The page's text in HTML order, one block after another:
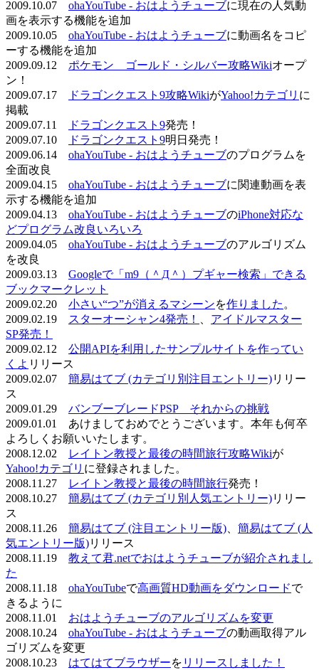
2009.10.07 ohaYouTube - おはようチューブに現在の人気動
画を表示する機能を追加
2009.10.05 ohaYouTube - おはようチューブに動画名をコピ
ーする機能を追加
2009.09.12 ポケモン ゴールド・シルバー攻略Wikiオープ
ン！
2009.07.17
ドラゴンクエスト9攻略WikiがYahoo!カテゴリ に
掲載
2009.07.11
ドラゴンクエスト9発売！
2009.07.10
ドラゴンクエスト9明日発売！
2009.06.14 ohaYouTube - おはようチューブのプログラムを
全面改良
2009.04.15 ohaYouTube - おはようチューブに関連動画を表
示する機能を追加
2009.04.13 ohaYouTube - おはようチューブのiPhone対応な
どプログラム改良いろいろ
2009.04.05 ohaYouTube - おはようチューブのアルゴリズム
を改良
2009.03.13 Googleで「m9（＾Д＾）プギャー検索」できる
ブックマークレット
2009.02.20 小さい“つ”が消えるマシーンを作りました 。
2009.02.19
スターオーシャン4発売！
アイドルマスター
SP発売！
2009.02.12 公開APIを利用したサンプルサイトを作ってい
くよ リリース
2009.02.07 簡易はてブ (カテゴリ別注目エントリー)リリー
ス
2009.01.29 バンブーブレードPSP それからの挑戦
2009.01.01 あけましておめでとうございます。本年も何卒
よろしくお願いいたします。
2008.12.02
レイトン教授と最後の時間旅行攻略Wikiが
Yahoo!カテゴリ に登録されました。
2008.11.27
レイトン教授と最後の時間旅行発売！
2008.10.27 簡易はてブ (カテゴリ別人気エントリー)リリー
ス
2008.11.26 簡易はてブ (注目エントリー版)
簡易はてブ (人
気エントリー版)リリース
2008.11.19 教えて君.netでおはようチューブが紹介されまし
た
2008.11.18 ohaYouTubeで高画質HD動画をダウンロードで
きるように
2008.11.01 おはようチューブのアルゴリズムを変更
2008.10.24 ohaYouTube - おはようチューブの動画取得アル
ゴリズムを変更
2008.10.23 はてはてブラウザーを リリースしました！